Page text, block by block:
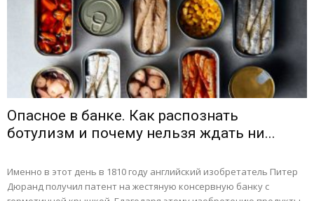
Опасное в банке. Как распознать
ботулизм и почему нельзя ждать ни...
Именно в этот день в 1810 году английский изобретатель Питер
Дюранд получил патент на жестяную консервную банку с